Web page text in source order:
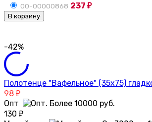
00-00000868 237 ₽
В корзину
-42%
Полотенце "Вафельное" (35х75)
98 ₽
Опт
130 ₽